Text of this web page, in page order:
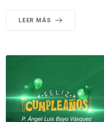
LEER MÁS